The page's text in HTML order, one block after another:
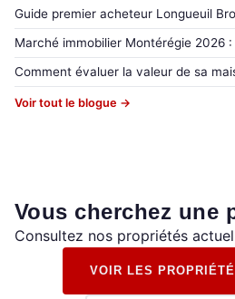
Guide premier acheteur Longueuil
Marché immobilier Montérégie 2026
Comment évaluer la valeur de sa
Voir tout le blogue →
Vous cherchez une
Consultez nos propriétés
VOIR LES